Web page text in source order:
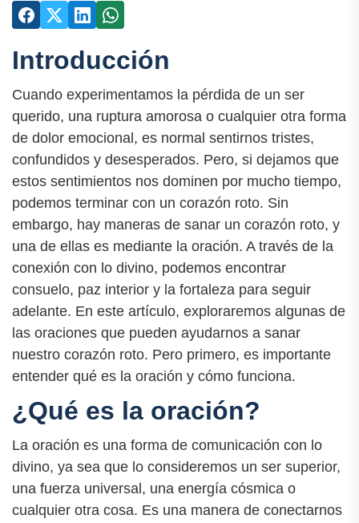
Introducción
Cuando experimentamos la pérdida de un ser
querido, una ruptura amorosa o cualquier otra forma
de dolor emocional, es normal sentirnos tristes,
confundidos y desesperados. Pero, si dejamos que
estos sentimientos nos dominen por mucho tiempo,
podemos terminar con un corazón roto. Sin
embargo, hay maneras de sanar un corazón roto, y
una de ellas es mediante la oración. A través de la
conexión con lo divino, podemos encontrar
consuelo, paz interior y la fortaleza para seguir
adelante. En este artículo, exploraremos algunas de
las oraciones que pueden ayudarnos a sanar
nuestro corazón roto. Pero primero, es importante
entender qué es la oración y cómo funciona.
¿Qué es la oración?
La oración es una forma de comunicación con lo
divino, ya sea que lo consideremos un ser superior,
una fuerza universal, una energía cósmica o
cualquier otra cosa. Es una manera de conectarnos